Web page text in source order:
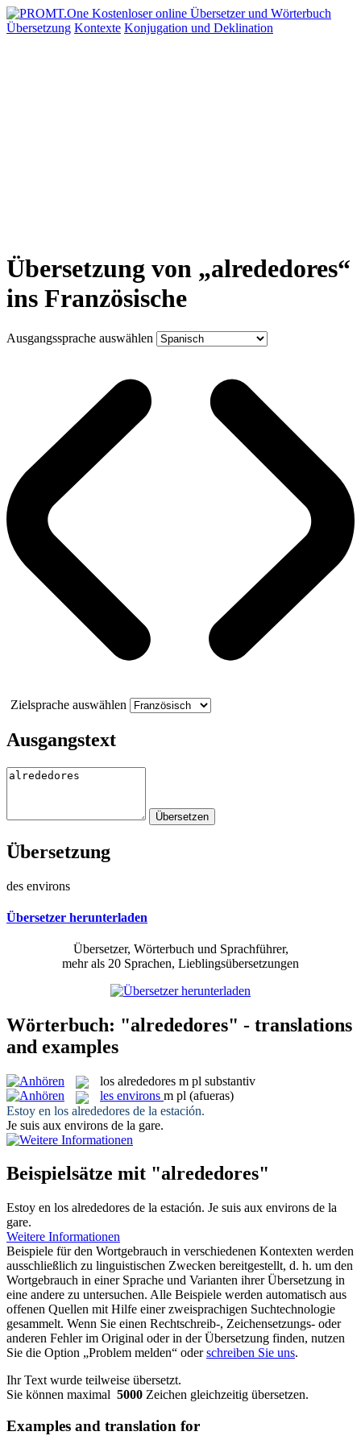
Übersetzung Kontexte Konjugation und Deklination
Übersetzung von „alrededores“
ins Französische
Ausgangssprache auswählen
Zielsprache auswählen
Ausgangstext
Übersetzung
des environs
Übersetzer herunterladen
Übersetzer, Wörterbuch und Sprachführer,
mehr als 20 Sprachen, Lieblingsübersetzungen
Wörterbuch: "alrededores" - translations
and examples
los alrededores m pl substantiv
les environs m pl (afueras)
Estoy en los alrededores de la estación.
Je suis aux environs de la gare.
Beispielsätze mit "alrededores"
Estoy en los alrededores de la estación. Je suis aux environs de la
gare.
Weitere Informationen
Beispiele für den Wortgebrauch in verschiedenen Kontexten werden
ausschließlich zu linguistischen Zwecken bereitgestellt, d. h. um den
Wortgebrauch in einer Sprache und Varianten ihrer Übersetzung in
eine andere zu untersuchen. Alle Beispiele werden automatisch aus
offenen Quellen mit Hilfe einer zweisprachigen Suchtechnologie
gesammelt. Wenn Sie einen Rechtschreib-, Zeichensetzungs- oder
anderen Fehler im Original oder in der Übersetzung finden, nutzen
Sie die Option „Problem melden“ oderschreiben Sie uns.
Ihr Text wurde teilweise übersetzt.
Sie können maximal 5000 Zeichen gleichzeitig übersetzen.
Examples and translation for